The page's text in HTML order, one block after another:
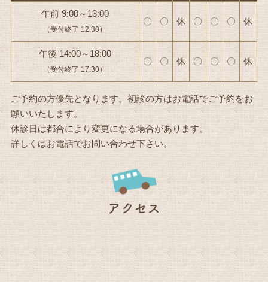
午前 9:00～13:00
（受付終了 12:30）
〇 〇 休 〇 〇 〇 休
午後 14:00～18:00
（受付終了 17:30）
〇 〇 休 〇 〇 〇 休
ご予約の方優先となります。初診の方はお電話でご予約をお
願いいたします。
休診日は都合により変更になる場合があります。
詳しくはお電話でお問い合わせ下さい。